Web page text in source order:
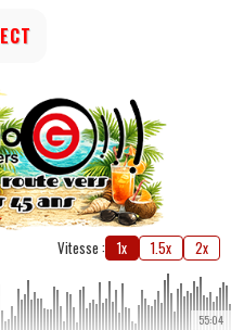
Vitesse : 1x 1.5x 2x
55:04